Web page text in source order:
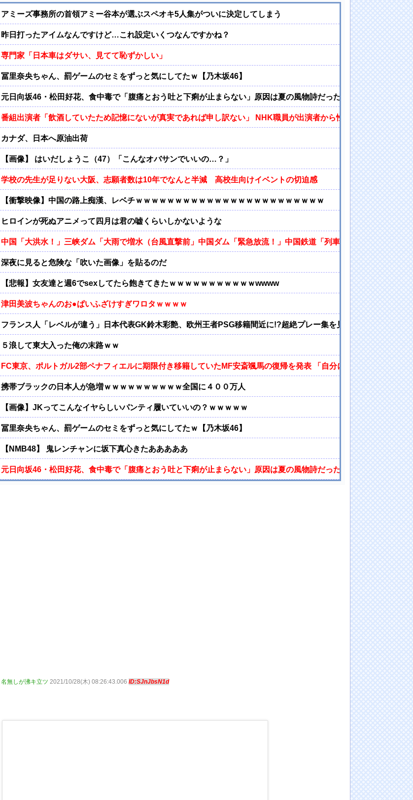
アミーズ事務所の首領アミー谷本が選ぶスペオキ5人集がついに決定してしまう
昨日打ったアイムなんですけど…これ設定いくつなんですかね？
専門家「日本車はダサい、見てて恥ずかしい」
冨里奈央ちゃん、罰ゲームのセミをずっと気にしてたｗ【乃木坂46】
元日向坂46・松田好花、食中毒で「腹痛とおう吐と下痢が止まらない」原因は夏の風物詩だった
番組出演者「飲酒していたため記憶にないが真実であれば申し訳ない」 NHK職員が出演者から性被害 | NHKで性被
カナダ、日本へ原油出荷
【画像】 はいだしょうこ（47）「こんなオバサンでいいの…？」
学校の先生が足りない大阪、志願者数は10年でなんと半減 高校生向けイベントの切迫感
【衝撃映像】中国の路上痴漢、レベチｗｗｗｗｗｗｗｗｗｗｗｗｗｗｗｗｗｗｗｗｗｗｗｗ
ヒロインが死ぬアニメって四月は君の嘘くらいしかないような
中国「大洪水！」三峡ダム「大雨で増水（台風直撃前」中国ダム「緊急放流！」中国鉄道「列車が走行中に流され
深夜に見ると危険な「吹いた画像」を貼るのだ
【悲報】女友達と週6でsexしてたら飽きてきたｗｗｗｗｗｗｗｗｗｗｗwwww
津田美波ちゃんのお●ぱいふざけすぎワロタｗｗｗｗ
フランス人「レベルが違う」日本代表GK鈴木彩艶、欧州王者PSG移籍間近に!?超絶プレー集を見た現地サポの本音
５浪して東大入った俺の末路ｗｗ
FC東京、ポルトガル2部ペナフィエルに期限付き移籍していたMF安斎颯馬の復帰を発表 「自分にできることを精一
携帯ブラックの日本人が急増ｗｗｗｗｗｗｗｗｗｗ全国に４００万人
【画像】JKってこんなイヤらしいパンティ履いていいの？ｗｗｗｗｗ
冨里奈央ちゃん、罰ゲームのセミをずっと気にしてたｗ【乃木坂46】
【NMB48】 鬼レンチャンに坂下真心きたあああああ
元日向坂46・松田好花、食中毒で「腹痛とおう吐と下痢が止まらない」原因は夏の風物詩だった
名無しが沸キ立ツ 2021/10/28(木) 08:26:43.006 ID:SJnJbsN1d